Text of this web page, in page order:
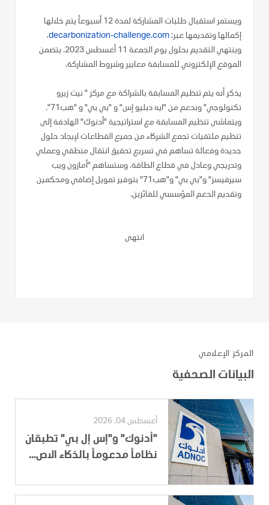
ويستمر استقبال طلبات المشاركة لمدة 12 أسبوعاً يتم خلالها
إكمالها وتقديمها عبر: decarbonization-challenge.com،
وينتهي التقديم بحلول يوم الجمعة 11 أغسطس 2023. يتضمن
الموقع الإلكتروني للمسابقة معايير وشروط المشاركة.
يذكر أنه يتم تنظيم المسابقة بالشراكة مع مركز " نيت زيرو
تكنولوجي" وبدعم من "ايه دبليو إس" و "بي بي" و "هب71".
ويتماشى تنظيم المسابقة مع استراتيجية "أدنوك" الهادفة إلى
تنظيم ملتقيات تجمع الشركاء من جميع القطاعات لإيجاد حلول
جديدة وفعالة تساهم في تسريع تحقيق انتقال منطقي وعملي
وتدريجي وعادل في قطاع الطاقة. وستساهم "أمازون ويب
سيرفيسز" و"بي بي" و"هب71" بتوفير تمويل إضافي ومحكمين
وتقديم الدعم المؤسسي للفائزين.
انتهى
المركز الإعلامي
البيانات الصحفية
أغسطس 04, 2026
"أدنوك" و"إس إل بي" تطبقان
نظاماً مدعوماً بالذكاء الاص...